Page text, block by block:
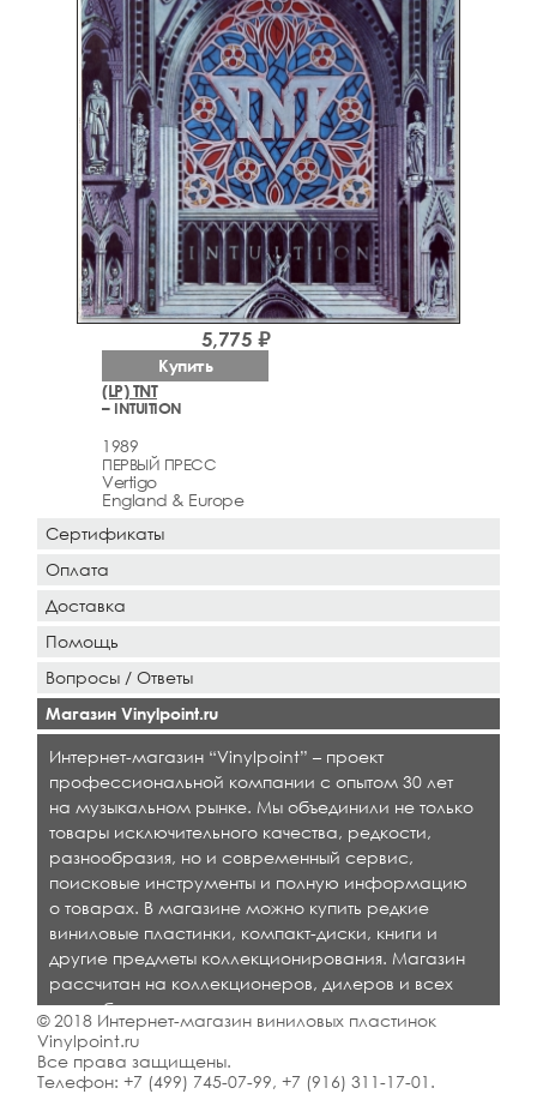
(LP) TNT
– INTUITION
1989
ПЕРВЫЙ ПРЕСС
Vertigo
England & Europe
5,775 ₽
Купить
Сертификаты
Оплата
Доставка
Помощь
Вопросы / Ответы
Магазин Vinylpoint.ru
Интернет-магазин “Vinylpoint” – проект
профессиональной компании с опытом 30 лет
на музыкальном рынке. Мы объединили не только
товары исключительного качества, редкости,
разнообразия, но и современный сервис,
поисковые инструменты и полную информацию
о товарах. В магазине можно купить редкие
виниловые пластинки, компакт-диски, книги и
другие предметы коллекционирования. Магазин
рассчитан на коллекционеров, дилеров и всех
кто любит качественную музыку.
© 2018 Интернет-магазин виниловых пластинок
Vinylpoint.ru
Все права защищены.
Телефон: +7 (499) 745-07-99, +7 (916) 311-17-01 .